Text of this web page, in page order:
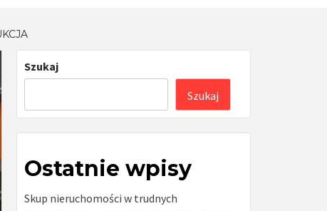
Szukaj
Szukaj
Ostatnie wpisy
Skup nieruchomości w trudnych